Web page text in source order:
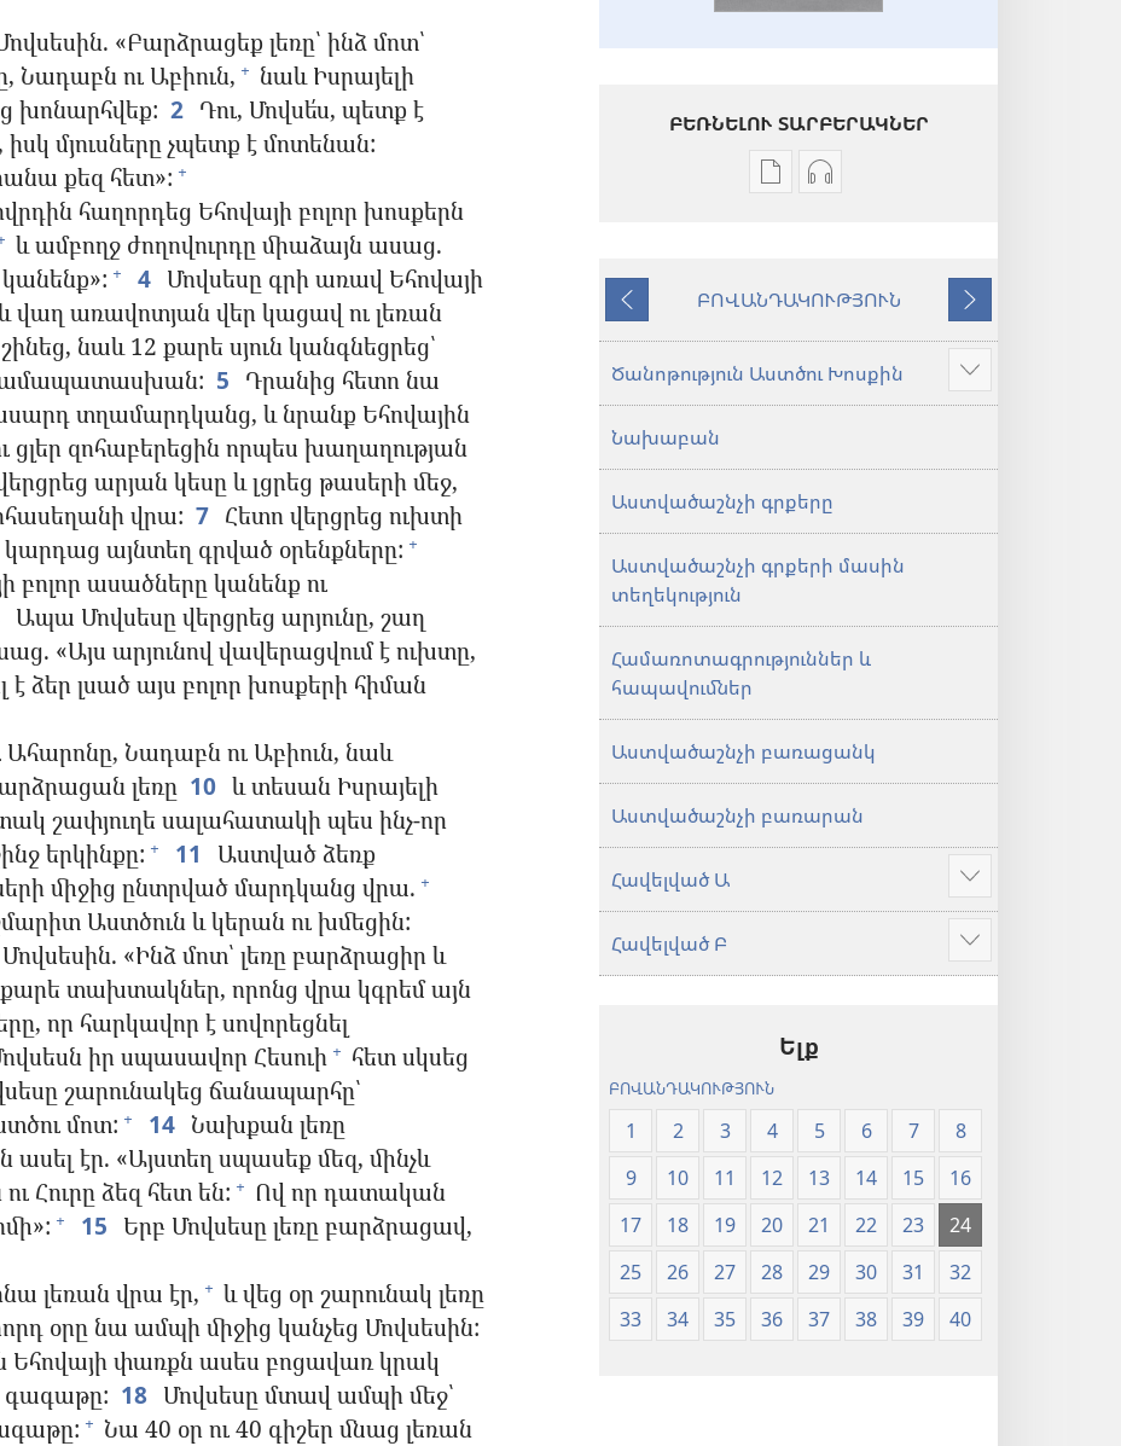
«Բարձրացեք լեռը՝ ինձ մոտ՝
Նադաբն ու Աբիուն, + նաև Իսրայելի
խոնարհվեք: 2 Դու, Մովսե՛ս, պետք է
մյուսները չպետք է մոտենան:
քեզ հետ»: +
հաղորդեց Եհովայի բոլոր խոսքերն
և ամբողջ ժողովուրդը միաձայն ասաց.
+ 4 Մովսեսը գրի առավ Եհովայի
վաղ առավոտյան վեր կացավ ու լեռան
նաև 12 քարե սյուն կանգնեցրեց՝
համապատասխան: 5 Դրանից հետո նա
տղամարդկանց, և նրանք Եհովային
ցլեր զոհաբերեցին որպես խաղաղության
արյան կեսը և լցրեց թասերի մեջ,
վրա: 7 Հետո վերցրեց ուխտի
այնտեղ գրված օրենքները: +
բոլոր ասածները կանենք ու
Ապա Մովսեսը վերցրեց արյունը, շաղ
«Այս արյունով վավերացվում է ուխտը,
ձեր լսած այս բոլոր խոսքերի հիման
Ահարոնը, Նադաբն ու Աբիուն, նաև
լեռը 10 և տեսան Իսրայելի
շափյուղե սալահատակի պես ինչ-որ
երկինքը: + 11
Աստված ձեռք
միջից ընտրված մարդկանց վրա. +
Աստծուն և կերան ու խմեցին:
«Ինձ մոտ՝ լեռը բարձրացիր և
տախտակներ, որոնց վրա կգրեմ այն
որ հարկավոր է սովորեցնել
իր սպասավոր Հեսուի + հետ սկսեց
շարունակեց ճանապարհը՝
մոտ: + 14 Նախքան լեռը
էր. «Այստեղ սպասեք մեզ, մինչև
Հուրը ձեզ հետ են: +
Ով որ դատական
+ 15 Երբ Մովսեսը լեռը բարձրացավ,
լեռան վրա էր, + և վեց օր շարունակ լեռը
օրը նա ամպի միջից կանչեց Մովսեսին:
Եհովայի փառքն ասես բոցավառ կրակ
գագաթը: 18 Մովսեսը մտավ ամպի մեջ՝
+ Նա 40 օր ու 40 գիշեր մնաց լեռան
ԲԵՌՆԵԼՈՒ ՏԱՐԲԵՐԱԿՆԵՐ
Թվային
Աստվածաշունչ.
աշխարհ»
թարգմանություն
Աուդիոձայնագրությունները
Աստվածաշունչ.
«Նոր
թարգմանություն
(2024)
Նախորդ
ԲՈՎԱՆԴԱԿՈՒԹՅՈՒՆ
Հաջորդ
Ծանոթություն Աստծու Խոսքին
Ցույց
տալ
Նախաբան
Աստվածաշնչի գրքերը
Աստվածաշնչի գրքերի մասին
տեղեկություն
Համառոտագրություններ և
հապավումներ
Աստվածաշնչի բառացանկ
Աստվածաշնչի բառարան
Հավելված Ա
Ցույց
տալ
ավելին
Հավելված Բ
Ցույց
տալ
Ելք
ԲՈՎԱՆԴԱԿՈՒԹՅՈՒՆ
1 2 3 4 5 6 7
8
9
10 11 12 13 14 15
16
17
18 19 20 21 22 23
24
25
26 27 28 29 30 31
32
33
34 35 36 37 38 39 40